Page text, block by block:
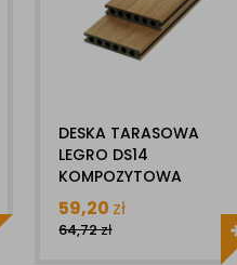
DESKA TARASOWA
LEGRO DS14
KOMPOZYTOWA
22X138MM X 1MB Z
POWŁOKĄ
59,20 zł
64,72zł